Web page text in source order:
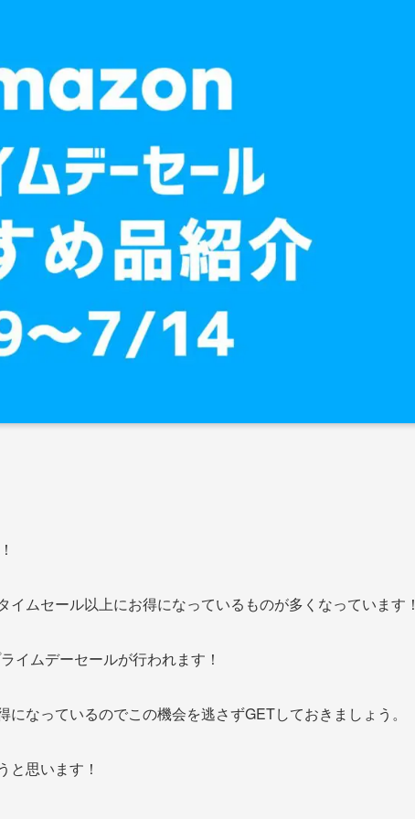
！
ムセール以上にお得になっているものが多くなっています！
イムデーセールが行われます！
なっているのでこの機会を逃さずGETしておきましょう。
と思います！